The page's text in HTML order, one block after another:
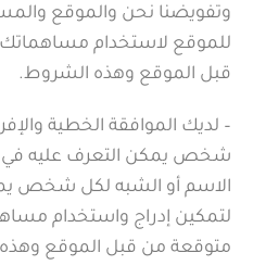
وتفويضنا نحن والموقع
للموقع لاستخدام
قبل الموقع وهذه الشروط.
– لديك الموافقة الخطية
شخص يمكن التعرف عليه في
الاسم أو الشبه لكل شخص
لتمكين إدراج واستخدام
متوقعة من قبل الموقع